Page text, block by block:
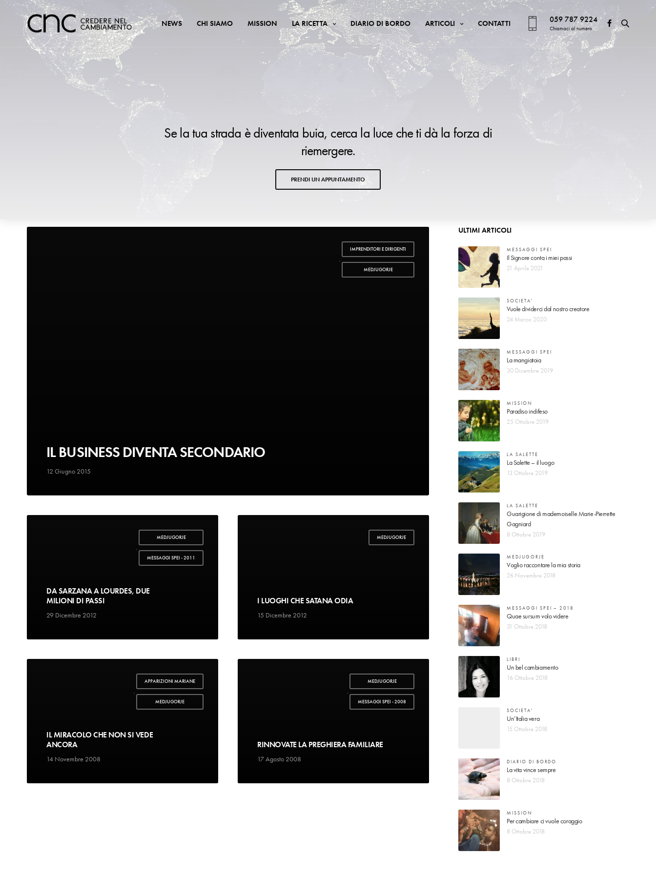
NEWS CHI SIAMO MISSION LA RICETTA DIARIO DI BORDO ARTICOLI CONTATTI 059 787 9224
Chiamaci al numero
Se la tua strada è diventata buia, cerca la luce che ti dà la forza di
riemergere.
PRENDI UN APPUNTAMENTO
IMPRENDITORI E DIRIGENTI
,
MEDJUGORJE
IL BUSINESS DIVENTA SECONDARIO
12 Giugno 2015
MEDJUGORJE
,
MESSAGGI SPEI - 2011
DA SARZANA A LOURDES, DUE
MILIONI DI PASSI
29 Dicembre 2012
MEDJUGORJE
I LUOGHI CHE SATANA ODIA
15 Dicembre 2012
APPARIZIONI MARIANE
,
MEDJUGORJE
IL MIRACOLO CHE NON SI VEDE
ANCORA
14 Novembre 2008
MEDJUGORJE
,
MESSAGGI SPEI - 2008
RINNOVATE LA PREGHIERA FAMILIARE
17 Agosto 2008
ULTIMI ARTICOLI
MESSAGGI SPEI
Il Signore conta i miei passi
21 Aprile 2021
SOCIETA'
Vuole dividerci dal nostro creatore
24 Marzo 2020
MESSAGGI SPEI
La mangiatoia
30 Dicembre 2019
MISSION
Paradiso indifeso
25 Ottobre 2019
LA SALETTE
La Salette – il luogo
13 Ottobre 2019
LA SALETTE
Guarigione di mademoiselle Marie-Pierrette
Gagniard
8 Ottobre 2019
MEDJUGORJE
Voglio raccontare la mia storia
26 Novembre 2018
MESSAGGI SPEI – 2018
Quae sursum volo videre
31 Ottobre 2018
LIBRI
Un bel cambiamento
16 Ottobre 2018
SOCIETA'
Un’Italia vera
15 Ottobre 2018
DIARIO DI BORDO
La vita vince sempre
8 Ottobre 2018
MISSION
Per cambiare ci vuole coraggio
8 Ottobre 2018